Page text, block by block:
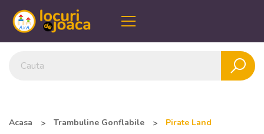
Acasa Trambuline Gonflabile Pirate Land